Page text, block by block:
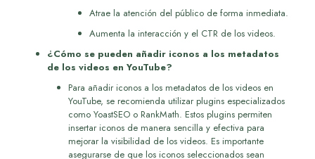
Atrae la atención del público de forma inmediata.
Aumenta la interacción y el CTR de los videos.
¿Cómo se pueden añadir iconos a los metadatos
de los videos en YouTube?
Para añadir iconos a los metadatos de los videos en
YouTube, se recomienda utilizar plugins especializados
como YoastSEO o RankMath. Estos plugins permiten
insertar iconos de manera sencilla y efectiva para
mejorar la visibilidad de los videos. Es importante
asegurarse de que los iconos seleccionados sean